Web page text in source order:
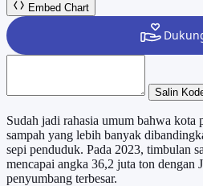
Embed Chart
Salin
Sudah jadi rahasia umum bahwa kota
sampah yang lebih banyak
sepi penduduk. Pada 2023, timbulan
mencapai angka 36,2 juta ton dengan
penyumbang terbesar.